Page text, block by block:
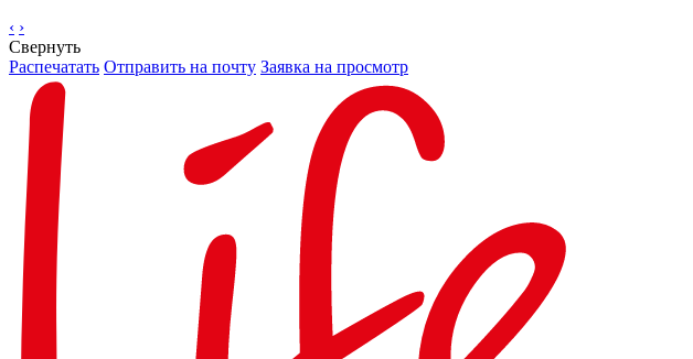
‹ ›
Свернуть
Распечатать Отправить на почту Заявка на просмотр